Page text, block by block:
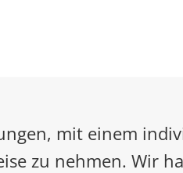
mit einem
zu nehmen. Wir